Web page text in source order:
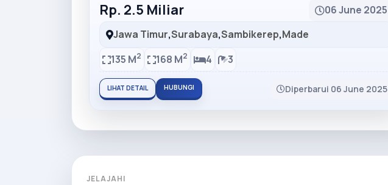
Rp. 2.5 Miliar
06 June 2025
Jawa Timur,Surabaya,Sambikerep,Made
135 M2 168 M2 4 3
LIHAT DETAIL HUBUNGI Diperbarui 06 June 2025
JELAJAHI